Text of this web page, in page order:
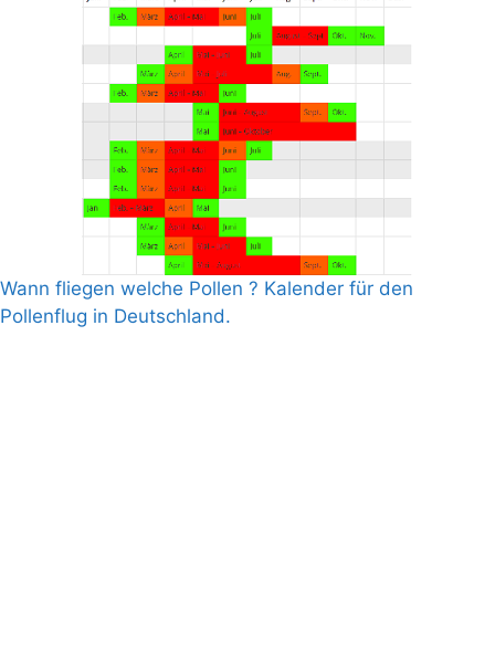
Wann fliegen welche Pollen ? Kalender für den
Pollenflug in Deutschland.